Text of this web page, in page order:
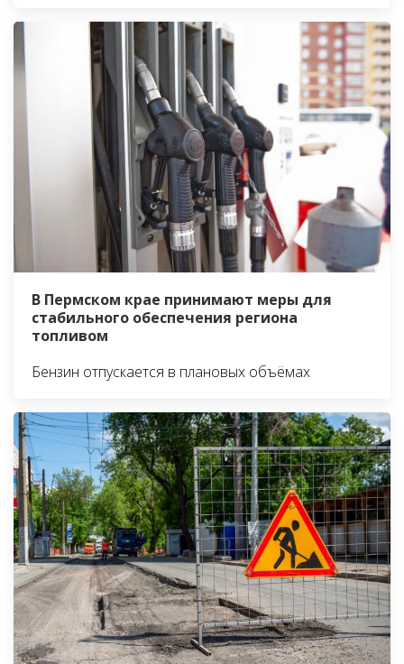
В Пермском крае принимают меры для
стабильного обеспечения региона
топливом
Бензин отпускается в плановых объёмах